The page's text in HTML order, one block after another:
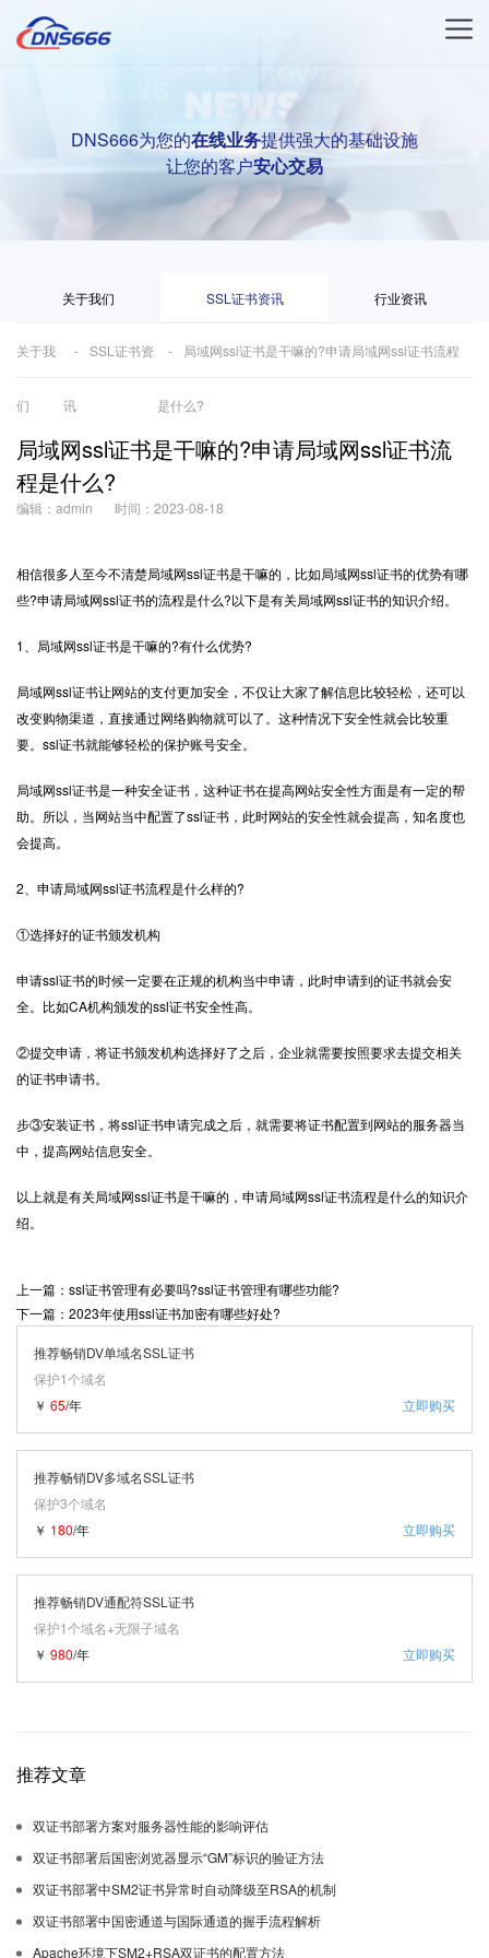
DNS666为您的在线业务提供强大的基础设施
让您的客户安心交易
关于我们 SSL证书资讯 行业资讯
关于我
们
SSL证书资
讯
局域网ssl证书是干嘛的?申请局域网ssl证书流程
是什么?
局域网ssl证书是干嘛的?申请局域网ssl证书流
程是什么?
编辑：admin 时间：2023-08-18
相信很多人至今不清楚局域网ssl证书是干嘛的，比如局域网ssl证书的优势有哪
些?申请局域网ssl证书的流程是什么?以下是有关局域网ssl证书的知识介绍。
1、局域网ssl证书是干嘛的?有什么优势?
局域网ssl证书让网站的支付更加安全，不仅让大家了解信息比较轻松，还可以
改变购物渠道，直接通过网络购物就可以了。这种情况下安全性就会比较重
要。ssl证书就能够轻松的保护账号安全。
局域网ssl证书是一种安全证书，这种证书在提高网站安全性方面是有一定的帮
助。所以，当网站当中配置了ssl证书，此时网站的安全性就会提高，知名度也
会提高。
2、申请局域网ssl证书流程是什么样的?
①选择好的证书颁发机构
申请ssl证书的时候一定要在正规的机构当中申请，此时申请到的证书就会安
全。比如CA机构颁发的ssl证书安全性高。
②提交申请，将证书颁发机构选择好了之后，企业就需要按照要求去提交相关
的证书申请书。
步③安装证书，将ssl证书申请完成之后，就需要将证书配置到网站的服务器当
中，提高网站信息安全。
以上就是有关局域网ssl证书是干嘛的，申请局域网ssl证书流程是什么的知识介
绍。
上一篇：ssl证书管理有必要吗?ssl证书管理有哪些功能?
下一篇：2023年使用ssl证书加密有哪些好处?
推荐畅销DV单域名SSL证书
保护1个域名
立即购买
￥ 65/年
推荐畅销DV多域名SSL证书
保护3个域名
立即购买
￥ 180/年
推荐畅销DV通配符SSL证书
保护1个域名+无限子域名
立即购买
￥ 980/年
推荐文章
双证书部署方案对服务器性能的影响评估
双证书部署后国密浏览器显示“GM”标识的验证方法
双证书部署中SM2证书异常时自动降级至RSA的机制
双证书部署中国密通道与国际通道的握手流程解析
Apache环境下SM2+RSA双证书的配置方法